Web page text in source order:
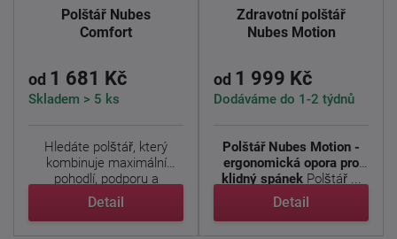
Polštář Nubes
Comfort
od 1 681 Kč
Skladem > 5 ks
Hledáte polštář, který
kombinuje maximální
pohodlí, podporu a
hygienu? ...
Detail
Zdravotní polštář
Nubes Motion
od 1 999 Kč
Dodáváme do 1-2 týdnů
Polštář Nubes Motion -
ergonomická opora pro
klidný spánek Polštář ...
Detail